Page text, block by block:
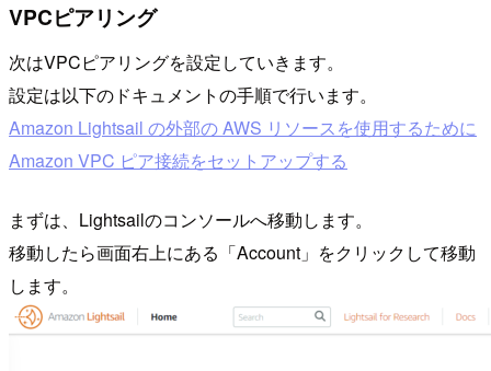
VPCピアリング
次はVPCピアリングを設定していきます。
設定は以下のドキュメントの手順で行います。
Amazon Lightsail の外部の AWS リソースを使用するために
Amazon VPC ピア接続をセットアップする
まずは、Lightsailのコンソールへ移動します。
移動したら画面右上にある「Account」をクリックして移動
します。